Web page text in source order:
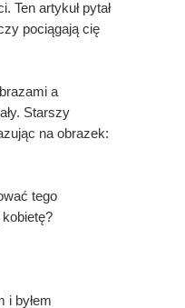
Ten artykuł pytał
pociągają cię
a
Starszy
na obrazek:
tego
i byłem